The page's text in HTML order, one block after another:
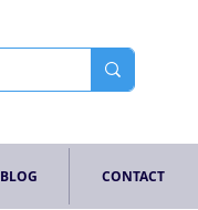
BLOG CONTACT